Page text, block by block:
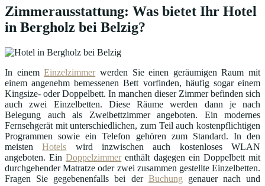
Zimmerausstattung: Was bietet Ihr Hotel
in Bergholz bei Belzig?
In einemEinzelzimmerwerden Sie einen geräumigen Raum mit
einem angenehm bemessenen Bett vorfinden, häufig sogar einem
Kingsize- oder Doppelbett. In manchen dieser Zimmer befinden sich
auch zwei Einzelbetten. Diese Räume werden dann je nach
Belegung auch als Zweibettzimmer angeboten. Ein modernes
Fernsehgerät mit unterschiedlichen, zum Teil auch kostenpflichtigen
Programmen sowie ein Telefon gehören zum Standard. In den
meistenHotels wird inzwischen auch kostenloses WLAN
angeboten. EinDoppelzimmerenthält dagegen ein Doppelbett mit
durchgehender Matratze oder zwei zusammen gestellte Einzelbetten.
Fragen Sie gegebenenfalls bei der Buchung genauer nach und